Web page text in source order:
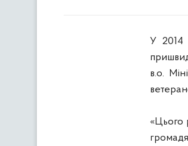
У 2014
в.о.
«Цього